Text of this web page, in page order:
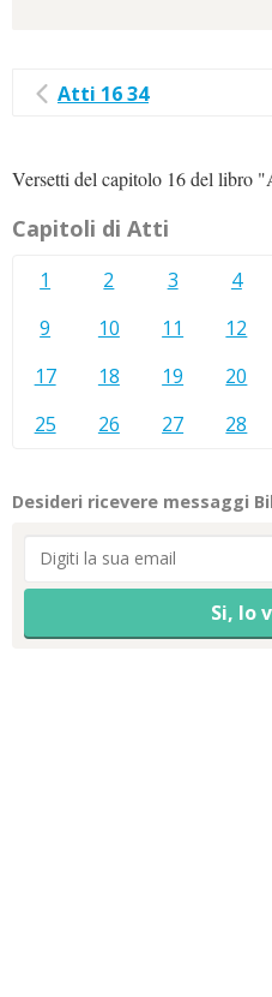
Atti 16 34
Versetti del capitolo 16 del libro
Capitoli di Atti
1 2 3 4
9
10 11 12
17 18 19 20
25
26 27 28
Desideri ricevere messaggi